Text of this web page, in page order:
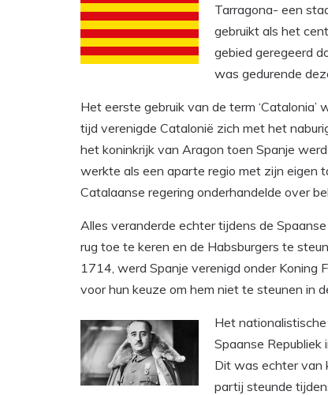
Tarragona- een
gebruikt als het
gebied geregeerd
was gedurende
Het eerste gebruik van de term
tijd verenigde Catalonië zich met het
het koninkrijk van Aragon toen Spanje
werkte als een aparte regio met zijn eigen
Catalaanse regering onderhandelde over
Alles veranderde echter tijdens de
rug toe te keren en de Habsburgers te
1714, werd Spanje verenigd onder Koning
voor hun keuze om hem niet te steunen in
Het
Spaanse
Dit was echter van
partij steunde